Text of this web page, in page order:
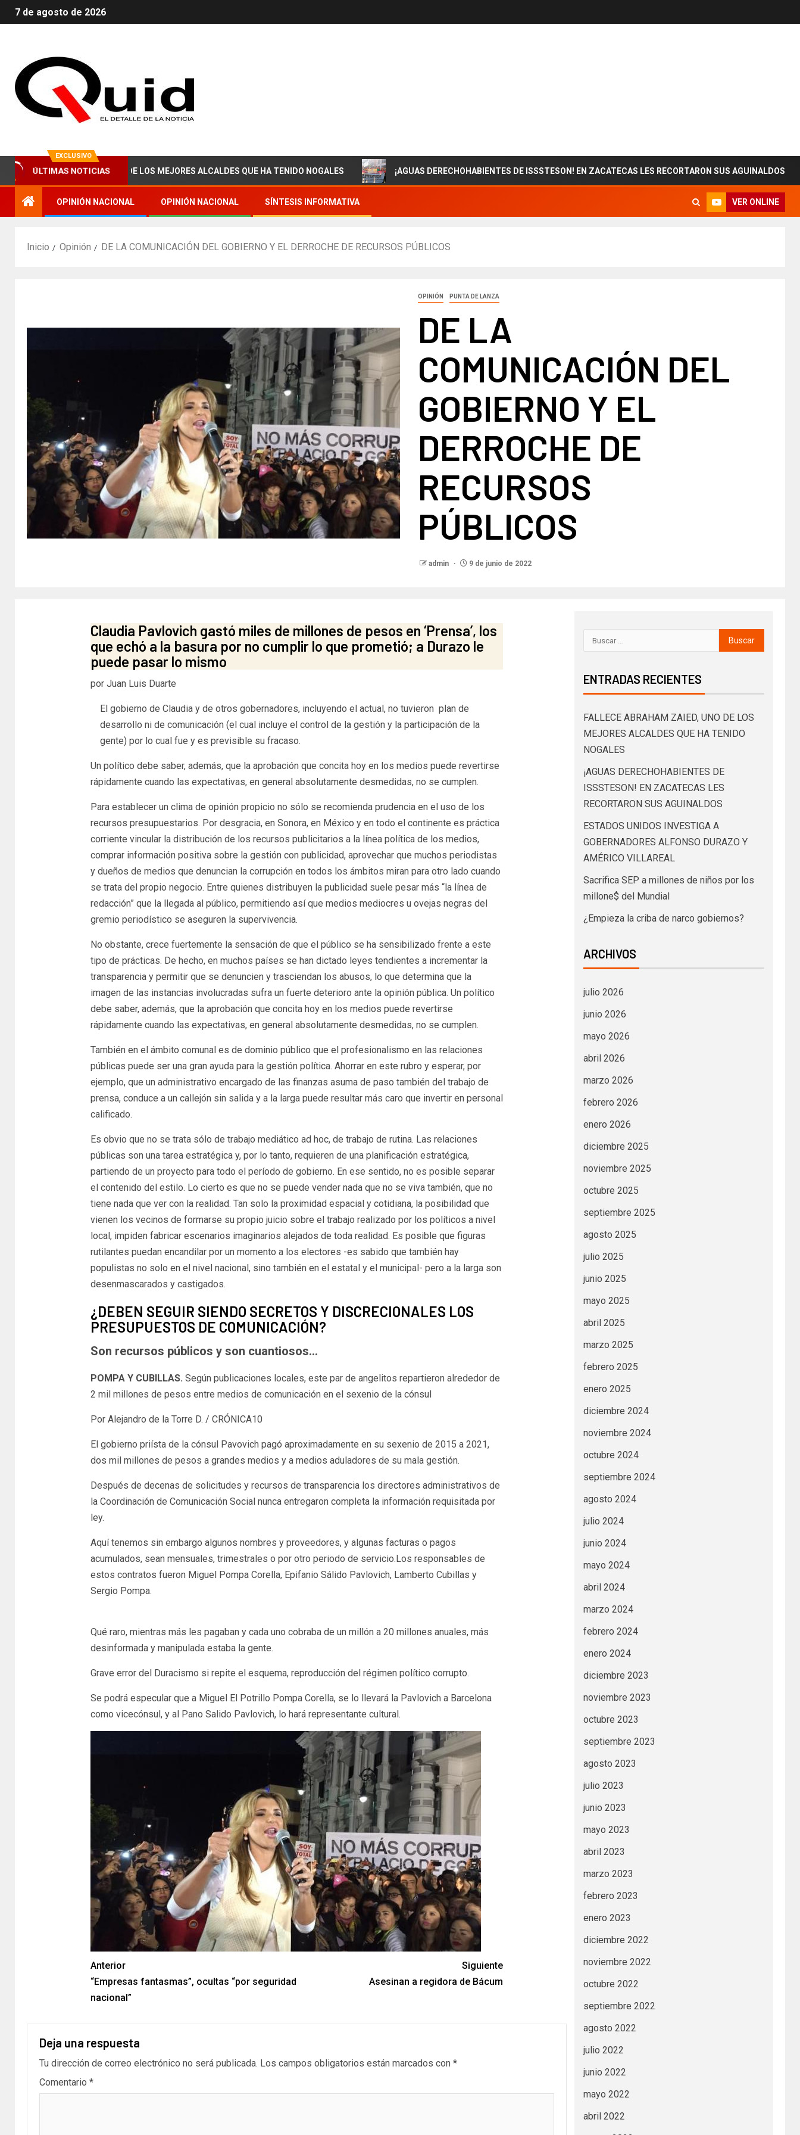
7 de agosto de 2026
EXCLUSIVO
ÚLTIMAS NOTICIAS
ZAIED, UNO DE LOS MEJORES ALCALDES QUE HA TENIDO NOGALES ¡AGUAS DERECHOHABIENTES DE ISSSTESON! EN ZACATECAS LES RECORTARON SUS AGUINALDOS
OPINIÓN NACIONAL OPINIÓN NACIONAL SÍNTESIS INFORMATIVA VER ONLINE
Inicio Opinión DE LA COMUNICACIÓN DEL GOBIERNO Y EL DERROCHE DE RECURSOS PÚBLICOS
OPINIÓN PUNTA DE LANZA
DE LA
COMUNICACIÓN DEL
GOBIERNO Y EL
DERROCHE DE
RECURSOS
PÚBLICOS
admin 9 de junio de 2022
Claudia Pavlovich gastó miles de millones de pesos en ‘Prensa’, los
que echó a la basura por no cumplir lo que prometió; a Durazo le
puede pasar lo mismo
por Juan Luis Duarte
El gobierno de Claudia y de otros gobernadores, incluyendo el actual, no tuvieron plan de
desarrollo ni de comunicación (el cual incluye el control de la gestión y la participación de la
gente) por lo cual fue y es previsible su fracaso.
Un político debe saber, además, que la aprobación que concita hoy en los medios puede revertirse
rápidamente cuando las expectativas, en general absolutamente desmedidas, no se cumplen.
Para establecer un clima de opinión propicio no sólo se recomienda prudencia en el uso de los
recursos presupuestarios. Por desgracia, en Sonora, en México y en todo el continente es práctica
corriente vincular la distribución de los recursos publicitarios a la línea política de los medios,
comprar información positiva sobre la gestión con publicidad, aprovechar que muchos periodistas
y dueños de medios que denuncian la corrupción en todos los ámbitos miran para otro lado cuando
se trata del propio negocio. Entre quienes distribuyen la publicidad suele pesar más “la línea de
redacción” que la llegada al público, permitiendo así que medios mediocres u ovejas negras del
gremio periodístico se aseguren la supervivencia.
No obstante, crece fuertemente la sensación de que el público se ha sensibilizado frente a este
tipo de prácticas. De hecho, en muchos países se han dictado leyes tendientes a incrementar la
transparencia y permitir que se denuncien y trasciendan los abusos, lo que determina que la
imagen de las instancias involucradas sufra un fuerte deterioro ante la opinión pública. Un político
debe saber, además, que la aprobación que concita hoy en los medios puede revertirse
rápidamente cuando las expectativas, en general absolutamente desmedidas, no se cumplen.
También en el ámbito comunal es de dominio público que el profesionalismo en las relaciones
públicas puede ser una gran ayuda para la gestión política. Ahorrar en este rubro y esperar, por
ejemplo, que un administrativo encargado de las finanzas asuma de paso también del trabajo de
prensa, conduce a un callejón sin salida y a la larga puede resultar más caro que invertir en personal
calificado.
Es obvio que no se trata sólo de trabajo mediático ad hoc, de trabajo de rutina. Las relaciones
públicas son una tarea estratégica y, por lo tanto, requieren de una planificación estratégica,
partiendo de un proyecto para todo el período de gobierno. En ese sentido, no es posible separar
el contenido del estilo. Lo cierto es que no se puede vender nada que no se viva también, que no
tiene nada que ver con la realidad. Tan solo la proximidad espacial y cotidiana, la posibilidad que
vienen los vecinos de formarse su propio juicio sobre el trabajo realizado por los políticos a nivel
local, impiden fabricar escenarios imaginarios alejados de toda realidad. Es posible que figuras
rutilantes puedan encandilar por un momento a los electores -es sabido que también hay
populistas no solo en el nivel nacional, sino también en el estatal y el municipal- pero a la larga son
desenmascarados y castigados.
¿DEBEN SEGUIR SIENDO SECRETOS Y DISCRECIONALES LOS
PRESUPUESTOS DE COMUNICACIÓN?
Son recursos públicos y son cuantiosos…
POMPA Y CUBILLAS. Según publicaciones locales, este par de angelitos repartieron alrededor de
2 mil millones de pesos entre medios de comunicación en el sexenio de la cónsul
Por Alejandro de la Torre D. / CRÓNICA10
El gobierno priísta de la cónsul Pavovich pagó aproximadamente en su sexenio de 2015 a 2021,
dos mil millones de pesos a grandes medios y a medios aduladores de su mala gestión.
Después de decenas de solicitudes y recursos de transparencia los directores administrativos de
la Coordinación de Comunicación Social nunca entregaron completa la información requisitada por
ley.
Aquí tenemos sin embargo algunos nombres y proveedores, y algunas facturas o pagos
acumulados, sean mensuales, trimestrales o por otro periodo de servicio.Los responsables de
estos contratos fueron Miguel Pompa Corella, Epifanio Sálido Pavlovich, Lamberto Cubillas y
Sergio Pompa.
Qué raro, mientras más les pagaban y cada uno cobraba de un millón a 20 millones anuales, más
desinformada y manipulada estaba la gente.
Grave error del Duracismo si repite el esquema, reproducción del régimen político corrupto.
Se podrá especular que a Miguel El Potrillo Pompa Corella, se lo llevará la Pavlovich a Barcelona
como vicecónsul, y al Pano Salido Pavlovich, lo hará representante cultural.
Anterior
“Empresas fantasmas”, ocultas “por seguridad
nacional”
Siguiente
Asesinan a regidora de Bácum
Deja una respuesta
Tu dirección de correo electrónico no será publicada. Los campos obligatorios están marcados con *
Comentario *
ENTRADAS RECIENTES
FALLECE ABRAHAM ZAIED, UNO DE LOS
MEJORES ALCALDES QUE HA TENIDO
NOGALES
¡AGUAS DERECHOHABIENTES DE
ISSSTESON! EN ZACATECAS LES
RECORTARON SUS AGUINALDOS
ESTADOS UNIDOS INVESTIGA A
GOBERNADORES ALFONSO DURAZO Y
AMÉRICO VILLAREAL
Sacrifica SEP a millones de niños por los
millone$ del Mundial
¿Empieza la criba de narco gobiernos?
ARCHIVOS
julio 2026
junio 2026
mayo 2026
abril 2026
marzo 2026
febrero 2026
enero 2026
diciembre 2025
noviembre 2025
octubre 2025
septiembre 2025
agosto 2025
julio 2025
junio 2025
mayo 2025
abril 2025
marzo 2025
febrero 2025
enero 2025
diciembre 2024
noviembre 2024
octubre 2024
septiembre 2024
agosto 2024
julio 2024
junio 2024
mayo 2024
abril 2024
marzo 2024
febrero 2024
enero 2024
diciembre 2023
noviembre 2023
octubre 2023
septiembre 2023
agosto 2023
julio 2023
junio 2023
mayo 2023
abril 2023
marzo 2023
febrero 2023
enero 2023
diciembre 2022
noviembre 2022
octubre 2022
septiembre 2022
agosto 2022
julio 2022
junio 2022
mayo 2022
abril 2022